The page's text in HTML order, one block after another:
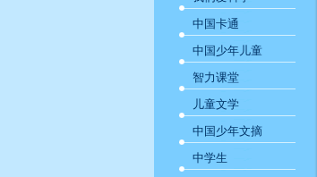
中国卡通
中国少年儿童
智力课堂
儿童文学
中国少年文摘
中学生